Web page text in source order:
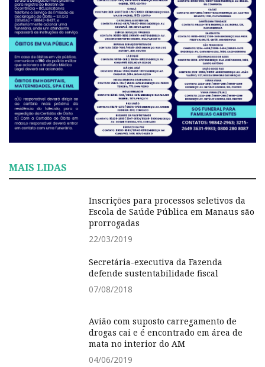
MAIS LIDAS
Inscrições para processos seletivos da
Escola de Saúde Pública em Manaus são
prorrogadas
22/03/2019
Secretária-executiva da Fazenda
defende sustentabilidade fiscal
07/08/2018
Avião com suposto carregamento de
drogas cai e é encontrado em área de
mata no interior do AM
04/06/2019